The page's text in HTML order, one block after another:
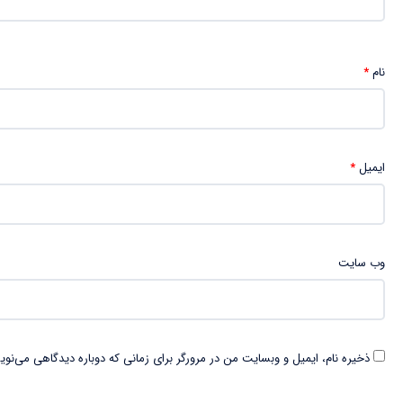
نام*
ایمیل*
وب‌ سایت
ذخیره نام، ایمیل و وبسایت من در مرورگر برای زمانی که دوباره دیدگاهی